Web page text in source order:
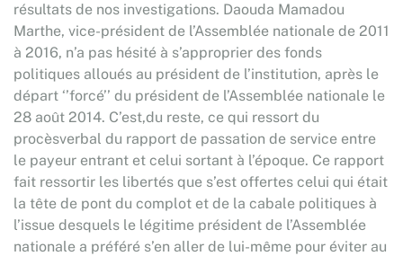
résultats de nos investigations. Daouda Mamadou
Marthe, vice-président de l’Assemblée nationale de 2011
à 2016, n’a pas hésité à s’approprier des fonds
politiques alloués au président de l’institution, après le
départ ‘’forcé’’ du président de l’Assemblée nationale le
28 août 2014. C’est,du reste, ce qui ressort du
procèsverbal du rapport de passation de service entre
le payeur entrant et celui sortant à l’époque. Ce rapport
fait ressortir les libertés que s’est offertes celui qui était
la tête de pont du complot et de la cabale politiques à
l’issue desquels le légitime président de l’Assemblée
nationale a préféré s’en aller de lui-même pour éviter au